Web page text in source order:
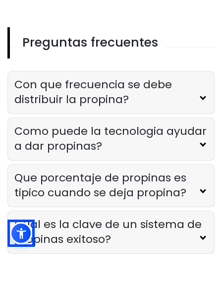
Preguntas frecuentes
Con que frecuencia se debe
distribuir la propina?
Como puede la tecnologia ayudar
a dar propinas?
Que porcentaje de propinas es
tipico cuando se deja propina?
Cual es la clave de un sistema de
propinas exitoso?